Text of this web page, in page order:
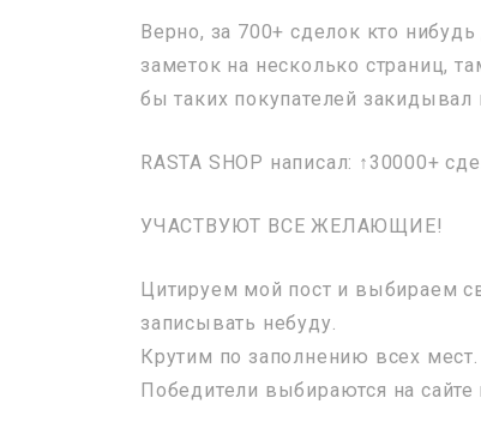
Верно, за 700+ сделок кто
заметок на несколько страниц,
бы таких покупателей
RASTA SHOP написал: ↑30000+
УЧАСТВУЮТ ВСЕ ЖЕЛАЮЩИЕ!
Цитируем мой пост и выбираем
записывать небуду.
Крутим по заполнению всех мест.
Победители выбираются на сайте